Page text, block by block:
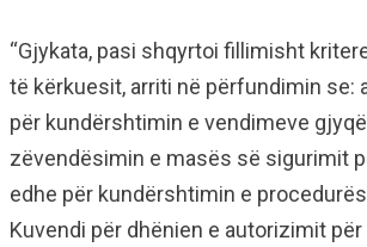
“Gjykata, pasi shqyrtoi fillimisht
të kërkuesit, arriti në përfundimin se:
për kundërshtimin e vendimeve
zëvendësimin e masës së sigurimit
edhe për kundërshtimin e
Kuvendi për dhënien e autorizimit